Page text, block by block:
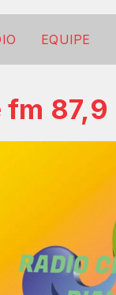
EQUIPE
fm 87,9